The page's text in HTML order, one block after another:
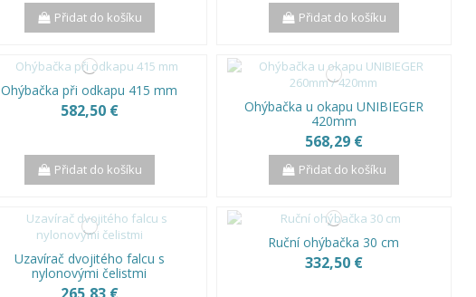
Přidat do košíku Přidat do košíku
Ohýbačka při odkapu 415 mm
582,50 €
Přidat do košíku
Ohýbačka u okapu UNIBIEGER
420mm
568,29 €
Přidat do košíku
Uzavírač dvojitého falcu s
nylonovými čelistmi
Ruční ohýbačka 30 cm
332,50 €